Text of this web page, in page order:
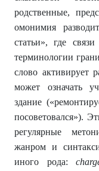
родственные,
омонимия
статьи», где
терминологии
слово активирует
может означать
здание
посоветовался»).
регулярные
жанром и
иного рода: